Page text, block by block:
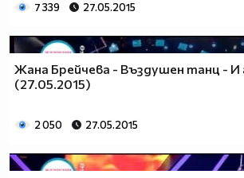
7 339 27.05.2015
Жана Брейчева - Въздушен танц - И
(27.05.2015)
2 050 27.05.2015